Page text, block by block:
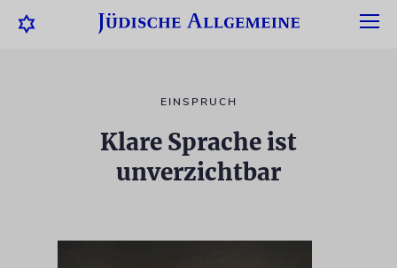
EINSPRUCH
Klare Sprache ist
unverzichtbar